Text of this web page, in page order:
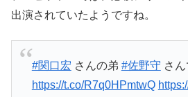
出演されていたようですね。
#関口宏 さんの弟 #佐野守 さん
https://t.co/R7q0HPmtwQ